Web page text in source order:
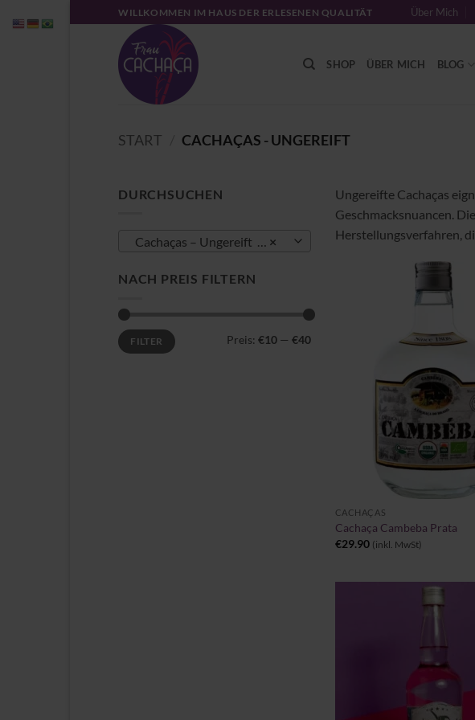
Inhalt
WILLKOMMEN IM HAUS DER ERLESENEN QUALITÄT Über Mich
SHOP ÜBER MICH BLOG
START CACHAÇAS - UNGEREIFT
DURCHSUCHEN
×
Cachaças – Ungereift (7)
NACH PREIS FILTERN
Min.
Preis
Max.
PreisFILTER Preis: €10 — €40
Ungereifte Cachaças
Geschmacksnuancen.
Herstellungsverfahren,
CACHAÇAS
Cachaça Cambeba Prata
€29.90 (inkl. MwSt)